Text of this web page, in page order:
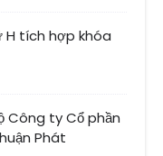
H tích hợp khóa
Công ty Cổ phần
Phát